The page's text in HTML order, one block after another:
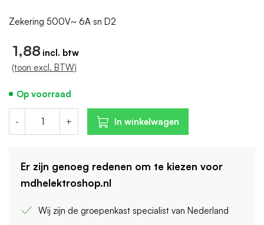
1,88
(toon excl. BTW)
- + In winkelwagen
Er zijn genoeg redenen om te kiezen voor
mdhelektroshop.nl
Wij zijn de groepenkast specialist van Nederland
Op voorraad
Zekering 500V~ 6A sn D2